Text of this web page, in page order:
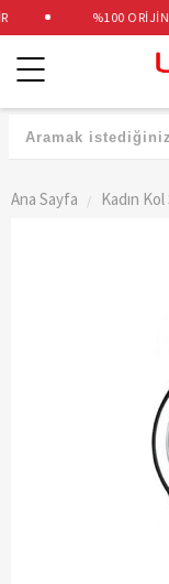
%100
Kategoriler
Ana Sayfa Kadın